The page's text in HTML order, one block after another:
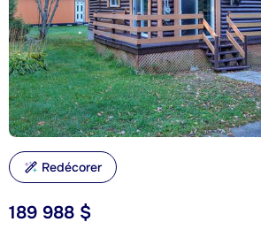
189 988 $
Redécorer